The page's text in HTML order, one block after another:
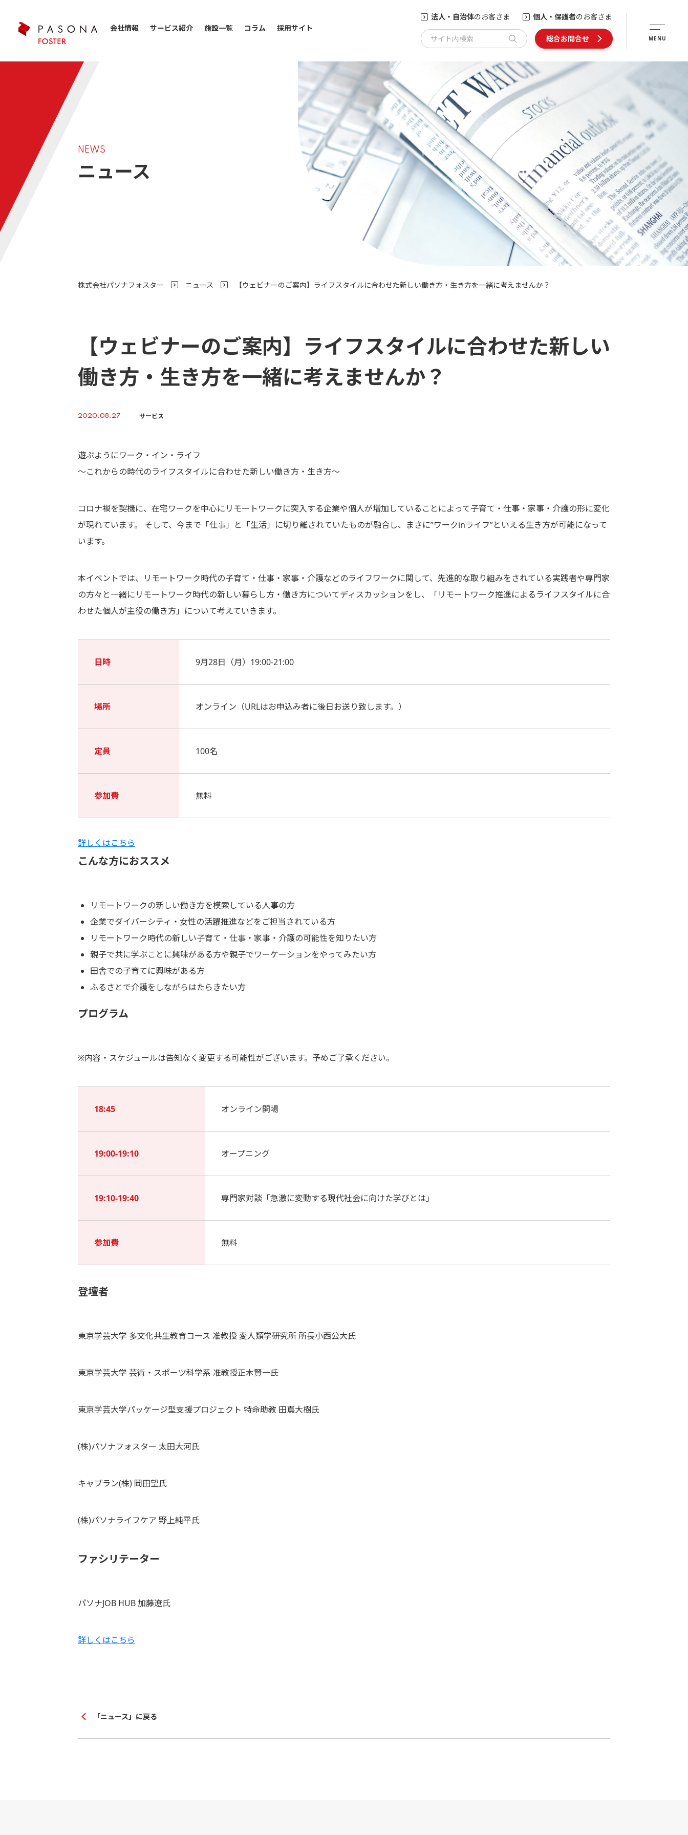
会社情報 サービス紹介 施設一覧 コラム 採用サイト
法人・自治体のお客さま 個人・保護者のお客さま
サイト内検索 総合お問合せ
NEWS
ニュース
株式会社パソナフォスター >ニュース 【ウェビナーのご案内】ライフスタイルに合わせた新しい働き方・生き方を一緒に考えませんか？
【ウェビナーのご案内】ライフスタイルに合わせた新しい
働き方・生き方を一緒に考えませんか？
2020.08.27 サービス
遊ぶようにワーク・イン・ライフ
～これからの時代のライフスタイルに合わせた新しい働き方・生き方～
コロナ禍を契機に、在宅ワークを中心にリモートワークに突入する企業や個人が増加していることによって子育て・仕事・家事・介護の形に変化
が現れています。 そして、今まで「仕事」と「生活」に切り離されていたものが融合し、まさに”ワークinライフ”といえる生き方が可能になって
います。
本イベントでは、リモートワーク時代の子育て・仕事・家事・介護などのライフワークに関して、先進的な取り組みをされている実践者や専門家
の方々と一緒にリモートワーク時代の新しい暮らし方・働き方についてディスカッションをし、「リモートワーク推進によるライフスタイルに合
わせた個人が主役の働き方」について考えていきます。
日時 9月28日（月）19:00-21:00
場所 オンライン（URLはお申込み者に後日お送り致します。）
定員 100名
参加費 無料
詳しくはこちら
こんな方におススメ
リモートワークの新しい働き方を模索している人事の方
企業でダイバーシティ・女性の活躍推進などをご担当されている方
リモートワーク時代の新しい子育て・仕事・家事・介護の可能性を知りたい方
親子で共に学ぶことに興味がある方や親子でワーケーションをやってみたい方
田舎での子育てに興味がある方
ふるさとで介護をしながらはたらきたい方
プログラム
※内容・スケジュールは告知なく変更する可能性がございます。予めご了承ください。
18:45 オンライン開場
19:00-19:10 オープニング
19:10-19:40 専門家対談「急激に変動する現代社会に向けた学びとは」
参加費 無料
登壇者
東京学芸大学 多文化共生教育コース 准教授 変人類学研究所 所長小西公大氏
東京学芸大学 芸術・スポーツ科学系 准教授正木賢一氏
東京学芸大学パッケージ型支援プロジェクト 特命助教 田嶌大樹氏
(株)パソナフォスター 太田大河氏
キャプラン(株) 岡田望氏
(株)パソナライフケア 野上純平氏
ファシリテーター
パソナJOB HUB 加藤遼氏
詳しくはこちら
「ニュース」に戻る